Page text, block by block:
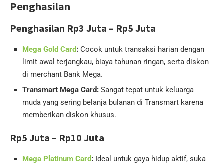
Penghasilan
Penghasilan Rp3 Juta – Rp5 Juta
Mega Gold Card: Cocok untuk transaksi harian dengan
limit awal terjangkau, biaya tahunan ringan, serta diskon
di merchant Bank Mega.
Transmart Mega Card: Sangat tepat untuk keluarga
muda yang sering belanja bulanan di Transmart karena
memberikan diskon khusus.
Rp5 Juta – Rp10 Juta
Mega Platinum Card: Ideal untuk gaya hidup aktif, suka